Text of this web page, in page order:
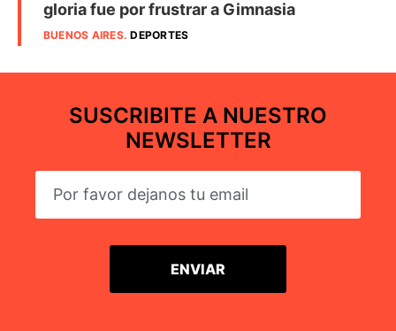
gloria fue por frustrar a Gimnasia
BUENOS AIRES.DEPORTES
SUSCRIBITE A NUESTRO
NEWSLETTER